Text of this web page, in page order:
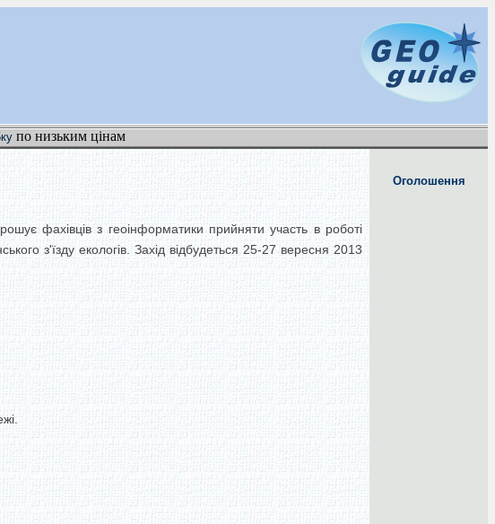
по низьким цінам
фахівців з геоінформатики прийняти участь в роботі
з'їзду екологів. Захід відбудеться 25-27 вересня 2013
Оголошення